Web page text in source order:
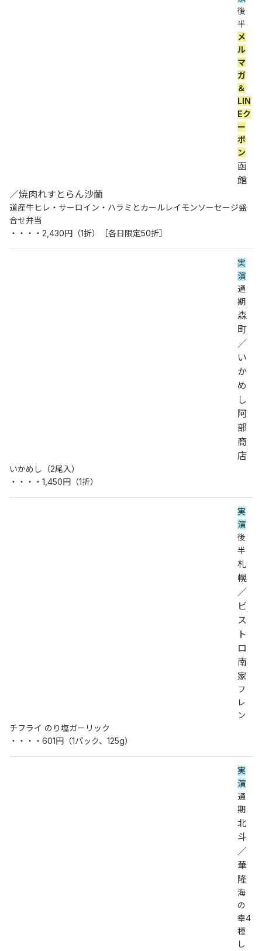
後
半
メ
ル
マ
ガ
＆
LIN
Eク
ー
ポ
ン
函
館
／焼肉れすとらん沙蘭
道産牛ヒレ・サーロイン・ハラミとカールレイモンソーセージ盛
合せ弁当
・・・・2,430円（1折）［各日限定50折］
実
演
通
期
森
町
／
い
か
め
し
阿
部
商
店
いかめし（2尾入）
・・・・1,450円（1折）
実
演
後
半
札
幌
／
ビ
ス
ト
ロ
南
家
フ
レ
ン
チフライ のり塩ガーリック
・・・・601円（1パック、125g）
実
演
通
期
北
斗
／
華
隆
海
の
幸4
種
し